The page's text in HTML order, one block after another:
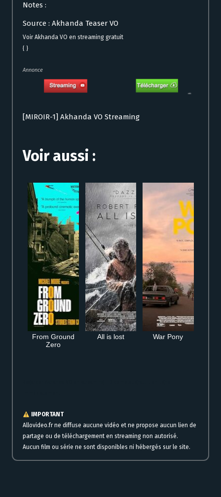
Notes :
Source : Akhanda Teaser VO
Voir Akhanda VO en streaming gratuit
{ }
Annonce
[MIROIR-1] Akhanda VO Streaming
Voir aussi :
From Ground
Zero
All is lost War Pony
IMPORTANT
Allovideo.fr ne diffuse aucune vidéo et ne propose aucun lien de
partage ou de téléchargement en streaming non autorisé.
Aucun film ou série ne sont disponibles ni hébergés sur le site.